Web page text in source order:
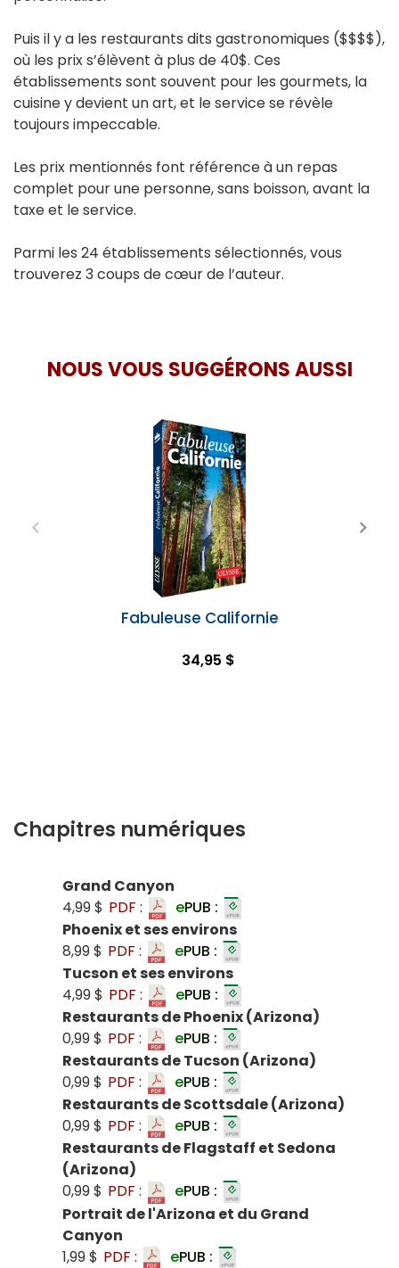
Puis il y a les restaurants dits gastronomiques ($$$$),
où les prix s’élèvent à plus de 40$. Ces
établissements sont souvent pour les gourmets, la
cuisine y devient un art, et le service se révèle
toujours impeccable.
Les prix mentionnés font référence à un repas
complet pour une personne, sans boisson, avant la
taxe et le service.
Parmi les 24 établissements sélectionnés, vous
trouverez 3 coups de cœur de l’auteur.
NOUS VOUS SUGGÉRONS AUSSI
Fabuleuse Californie
34,95 $
Chapitres numériques
Grand Canyon
4,99 $ PDF : ePUB :
Phoenix et ses environs
8,99 $ PDF : ePUB :
Tucson et ses environs
4,99 $ PDF : ePUB :
Restaurants de Phoenix (Arizona)
0,99 $ PDF : ePUB :
Restaurants de Tucson (Arizona)
0,99 $ PDF : ePUB :
Restaurants de Scottsdale (Arizona)
0,99 $ PDF : ePUB :
Restaurants de Flagstaff et Sedona
(Arizona)
0,99 $ PDF : ePUB :
Portrait de l'Arizona et du Grand
Canyon
1,99 $ PDF : ePUB :